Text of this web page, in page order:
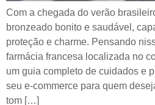
Com a chegada do verão
bronzeado bonito e saudável,
proteção e charme. Pensando
farmácia francesa localizada no
um guia completo de cuidados e
seu e-commerce para quem
tom […]